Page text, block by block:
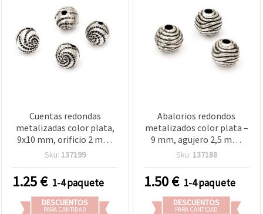
Cuentas redondas
metalizadas color plata,
9x10 mm, orificio 2 mm,
50 g (aprox. 100 uds.)
Sku: 137199
1.25€ 1-4 paquete
DESCUENTOS
PARA CANTIDAD
Abalorios redondos
metalizados color plata –
9 mm, agujero 2,5 mm,
~120 uds (50 g) – ideales
adornos de moda y
proyectos de
manualidades
Sku: 137188
1.50€ 1-4 paquete
DESCUENTOS
PARA CANTIDAD